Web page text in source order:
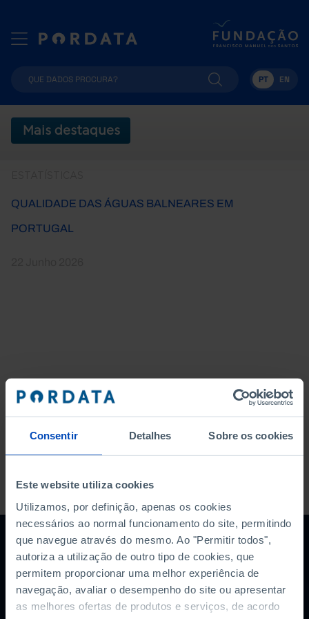
Consentir Detalhes Sobre os cookies
Este website utiliza cookies
Utilizamos, por definição, apenas os cookies
necessários ao normal funcionamento do site, permitindo
que navegue através do mesmo. Ao "Permitir todos",
autoriza a utilização de outro tipo de cookies, que
permitem proporcionar uma melhor experiência de
navegação, avaliar o desempenho do site ou apresentar
as melhores ofertas de produtos e serviços, de acordo
PT EN
Mais destaques
QUALIDADE DAS ÁGUAS BALNEARES EM
PORTUGAL
SANTOS.
SUBSCREVER A NEWSLETTER DA
FUNDAÇÃO
MANTENHA-SE A PAR.
E-MAIL